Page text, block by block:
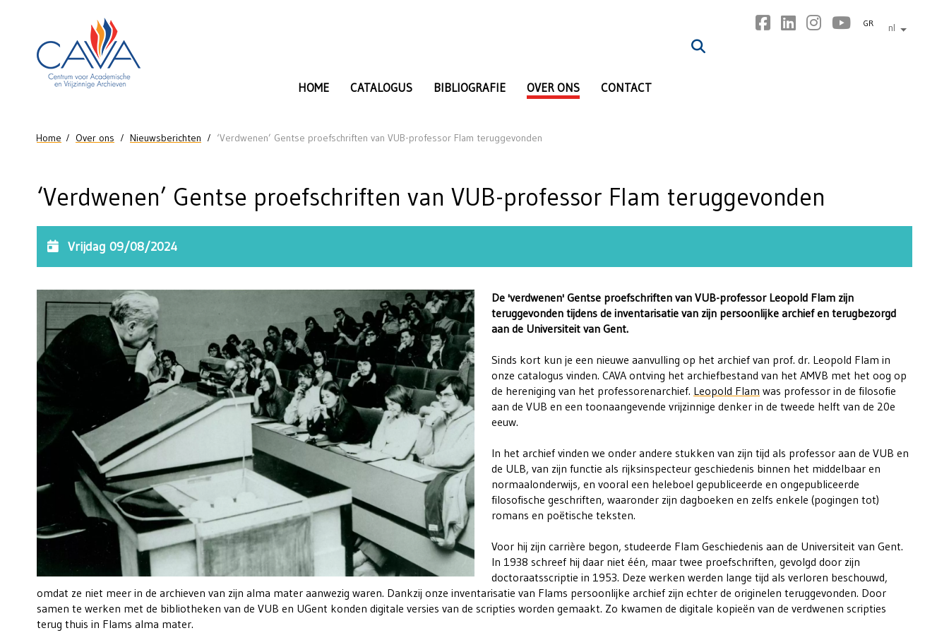
GR nl andere
HOME CATALOGUS BIBLIOGRAFIE OVER ONS CONTACT
U bent hier
Home Over ons Nieuwsberichten ‘Verdwenen’ Gentse proefschriften van VUB-professor Flam teruggevonden
‘Verdwenen’ Gentse proefschriften van VUB-professor Flam teruggevonden
Vrijdag 09/08/2024
De 'verdwenen' Gentse proefschriften van VUB-professor Leopold Flam zijn
teruggevonden tijdens de inventarisatie van zijn persoonlijke archief en terugbezorgd
aan de Universiteit van Gent.
Sinds kort kun je een nieuwe aanvulling op het archief van prof. dr. Leopold Flam in
onze catalogus vinden. CAVA ontving het archiefbestand van het AMVB met het oog op
de hereniging van het professorenarchief. Leopold Flam was professor in de filosofie
aan de VUB en een toonaangevende vrijzinnige denker in de tweede helft van de 20e
eeuw.
In het archief vinden we onder andere stukken van zijn tijd als professor aan de VUB en
de ULB, van zijn functie als rijksinspecteur geschiedenis binnen het middelbaar en
normaalonderwijs, en vooral een heleboel gepubliceerde en ongepubliceerde
filosofische geschriften, waaronder zijn dagboeken en zelfs enkele (pogingen tot)
romans en poëtische teksten.
Voor hij zijn carrière begon, studeerde Flam Geschiedenis aan de Universiteit van Gent.
In 1938 schreef hij daar niet één, maar twee proefschriften, gevolgd door zijn
doctoraatsscriptie in 1953. Deze werken werden lange tijd als verloren beschouwd,
omdat ze niet meer in de archieven van zijn alma mater aanwezig waren. Dankzij onze inventarisatie van Flams persoonlijke archief zijn echter de originelen teruggevonden. Door
samen te werken met de bibliotheken van de VUB en UGent konden digitale versies van de scripties worden gemaakt. Zo kwamen de digitale kopieën van de verdwenen scripties
terug thuis in Flams alma mater.